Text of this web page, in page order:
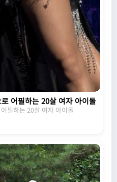
어필하는 20살 여자 아이돌
필하는 20살 여자 아이돌